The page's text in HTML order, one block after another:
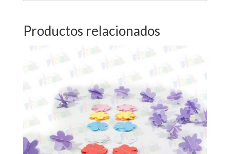
Productos relacionados